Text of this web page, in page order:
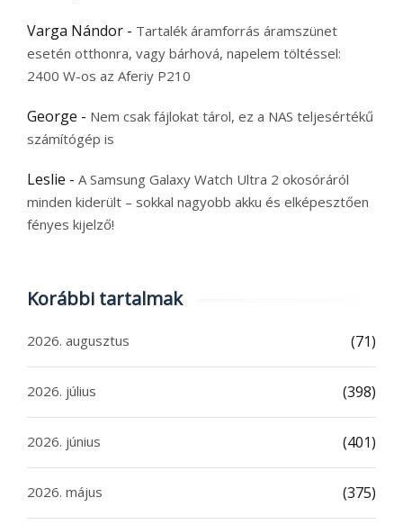
Varga Nándor - Tartalék áramforrás áramszünet
esetén otthonra, vagy bárhová, napelem töltéssel:
2400 W-os az Aferiy P210
George - Nem csak fájlokat tárol, ez a NAS teljesértékű
számítógép is
Leslie - A Samsung Galaxy Watch Ultra 2 okosóráról
minden kiderült – sokkal nagyobb akku és elképesztően
fényes kijelző!
Korábbi tartalmak
2026. augusztus (71)
2026. július (398)
2026. június (401)
2026. május (375)